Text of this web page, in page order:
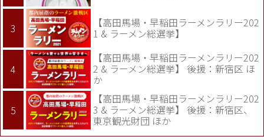
【高田馬場・早稲田ラーメンラリー202
1 & ラーメン総選挙】
【高田馬場・早稲田ラーメンラリー202
2 & ラーメン総選挙】 後援：新宿区 ほ
か
【高田馬場・早稲田ラーメンラリー202
3 & ラーメン総選挙】 後援：新宿区、
東京観光財団 ほか